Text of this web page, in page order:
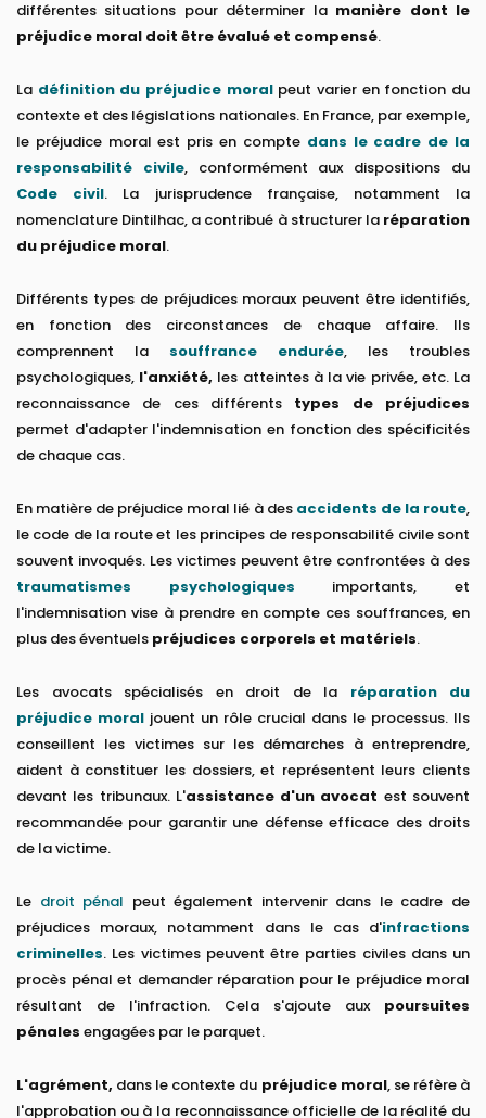
différentes situations pour déterminer la manière dont le
préjudice moral doit être évalué et compensé.
La définition du préjudice moralpeut varier en fonction du
contexte et des législations nationales. En France, par exemple,
le préjudice moral est pris en compte dans le cadre de la
responsabilité civile, conformément aux dispositions du
Code civil. La jurisprudence française, notamment la
nomenclature Dintilhac, a contribué à structurer la réparation
du préjudice moral.
Différents types de préjudices moraux peuvent être identifiés,
en fonction des circonstances de chaque affaire. Ils
comprennent la souffrance endurée, les troubles
psychologiques, l'anxiété, les atteintes à la vie privée, etc. La
reconnaissance de ces différents types de préjudices
permet d'adapter l'indemnisation en fonction des spécificités
de chaque cas.
En matière de préjudice moral lié à des accidents de la route,
le code de la route et les principes de responsabilité civile sont
souvent invoqués. Les victimes peuvent être confrontées à des
traumatismes psychologiques importants, et
l'indemnisation vise à prendre en compte ces souffrances, en
plus des éventuels préjudices corporels et matériels.
Les avocats spécialisés en droit de la réparation du
préjudice moral jouent un rôle crucial dans le processus. Ils
conseillent les victimes sur les démarches à entreprendre,
aident à constituer les dossiers, et représentent leurs clients
devant les tribunaux. L'assistance d'un avocat est souvent
recommandée pour garantir une défense efficace des droits
de la victime.
Le droit pénal peut également intervenir dans le cadre de
préjudices moraux, notamment dans le cas d'infractions
criminelles. Les victimes peuvent être parties civiles dans un
procès pénal et demander réparation pour le préjudice moral
résultant de l'infraction. Cela s'ajoute aux poursuites
pénales engagées par le parquet.
L'agrément, dans le contexte du préjudice moral, se réfère à
l'approbation ou à la reconnaissance officielle de la réalité du